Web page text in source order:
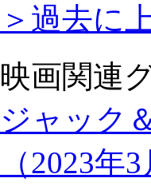
＞過去に
映画関連
ジャック
（2023年